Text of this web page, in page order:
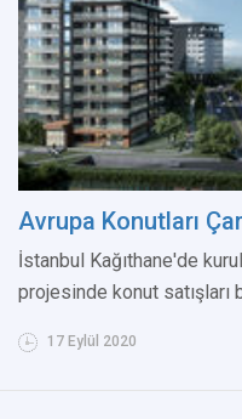
Avrupa Konutları
İstanbul Kağıthane'de
projesinde konut satışları
17 Eylül 2020